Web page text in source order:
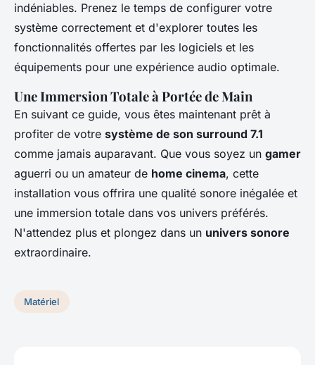
indéniables. Prenez le temps de configurer votre
système correctement et d'explorer toutes les
fonctionnalités offertes par les logiciels et les
équipements pour une expérience audio optimale.
Une Immersion Totale à Portée de Main
En suivant ce guide, vous êtes maintenant prêt à
profiter de votre système de son surround 7.1
comme jamais auparavant. Que vous soyez un gamer
aguerri ou un amateur de home cinema, cette
installation vous offrira une qualité sonore inégalée et
une immersion totale dans vos univers préférés.
N'attendez plus et plongez dans un univers sonore
extraordinaire.
Matériel